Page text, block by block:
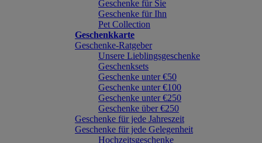
Geschenke für Sie
Geschenke für Ihn
Pet Collection
Geschenkkarte
Geschenke-Ratgeber
Unsere Lieblingsgeschenke
Geschenksets
Geschenke unter €50
Geschenke unter €100
Geschenke unter €250
Geschenke über €250
Geschenke für jede Jahreszeit
Geschenke für jede Gelegenheit
Hochzeitsgeschenke